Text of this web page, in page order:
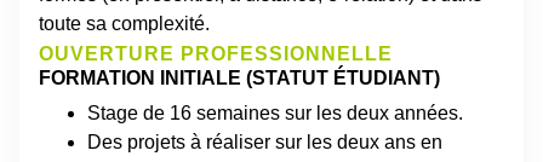
toute sa complexité.
OUVERTURE PROFESSIONNELLE
FORMATION INITIALE (STATUT ÉTUDIANT)
Stage de 16 semaines sur les deux années.
Des projets à réaliser sur les deux ans en